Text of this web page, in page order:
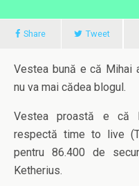
Share Tweet
Vestea bună e că Mihai
nu va mai cădea blogul.
Vestea proastă e că
respectă time to live
pentru 86.400 de
Ketherius.